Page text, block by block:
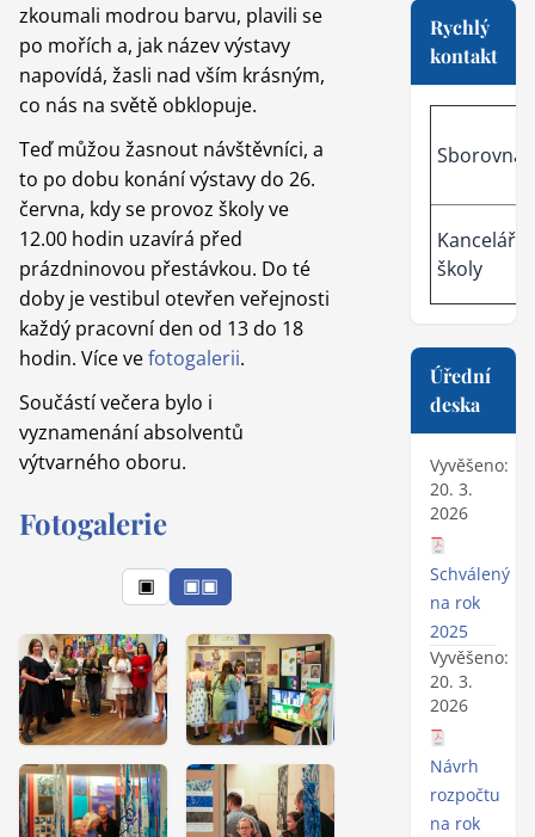
zkoumali modrou barvu, plavili se
po mořích a, jak název výstavy
napovídá, žasli nad vším krásným,
co nás na světě obklopuje.
Teď můžou žasnout návštěvníci, a
to po dobu konání výstavy do 26.
června, kdy se provoz školy ve
12.00 hodin uzavírá před
prázdninovou přestávkou. Do té
doby je vestibul otevřen veřejnosti
každý pracovní den od 13 do 18
hodin. Více vefotogalerii.
Součástí večera bylo i
vyznamenání absolventů
výtvarného oboru.
Fotogalerie
▣ ▣▣
Rychlý
kontakt
Sborovna
Kancelář
školy
Úřední
deska
Vyvěšeno:
20. 3.
2026
Schválený
na rok
2025
Vyvěšeno:
20. 3.
2026
Návrh
rozpočtu
na rok